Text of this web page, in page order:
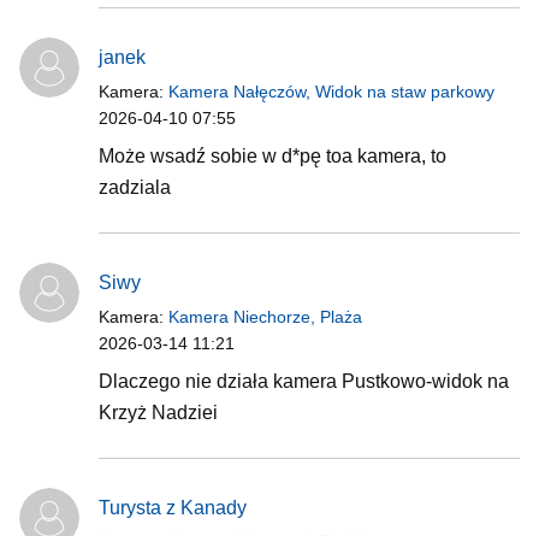
janek
Kamera: Kamera Nałęczów, Widok na staw parkowy
2026-04-10 07:55
Może wsadź sobie w d*pę toa kamera, to
zadziala
Siwy
Kamera: Kamera Niechorze, Plaża
2026-03-14 11:21
Dlaczego nie działa kamera Pustkowo-widok na
Krzyż Nadziei
Turysta z Kanady